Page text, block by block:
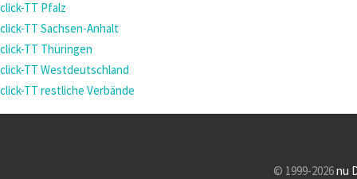
click-TT Pfalz
click-TT Sachsen-Anhalt
click-TT Thüringen
click-TT Westdeutschland
click-TT restliche Verbände
© 1999-2026nu